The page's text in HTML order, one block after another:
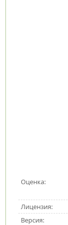
Оценка:
Лицензия:
Версия: